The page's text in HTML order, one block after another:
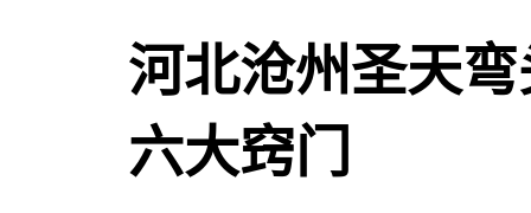
河北沧州圣天
六大窍门